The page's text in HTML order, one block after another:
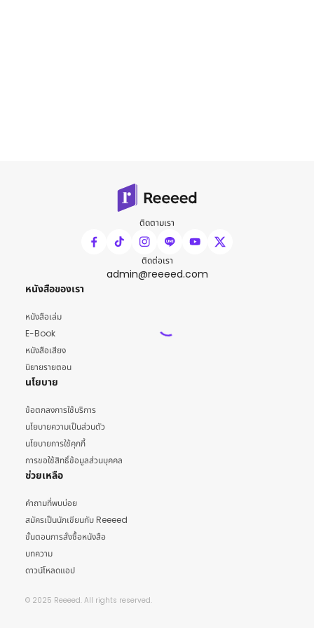
ติดตามเรา
ติดต่อเรา
admin@reeeed.com
หนังสือของเรา
หนังสือเล่ม
E-Book
หนังสือเสียง
นิยายรายตอน
นโยบาย
ข้อตกลงการใช้บริการ
นโยบายความเป็นส่วนตัว
นโยบายการใช้คุกกี้
การขอใช้สิทธิ์ข้อมูลส่วนบุคคล
ช่วยเหลือ
คำถามที่พบบ่อย
สมัครเป็นนักเขียนกับ Reeeed
ขั้นตอนการสั่งซื้อหนังสือ
บทความ
ดาวน์โหลดแอป
© 2025 Reeeed. All rights reserved.